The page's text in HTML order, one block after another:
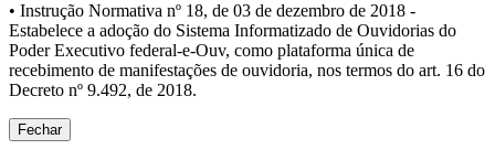
• Instrução Normativa nº 18, de 03 de dezembro de 2018 -
Estabelece a adoção do Sistema Informatizado de Ouvidorias do
Poder Executivo federal-e-Ouv, como plataforma única de
recebimento de manifestações de ouvidoria, nos termos do art. 16 do
Decreto nº 9.492, de 2018.
Fechar